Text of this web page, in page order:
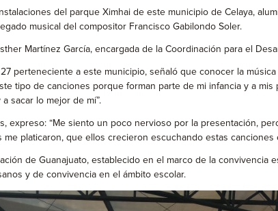
del parque Ximhai de este municipio de Celaya,
musical del compositor Francisco Gabilondo Soler.
Martínez García, encargada de la Coordinación para el
perteneciente a este municipio, señaló que conocer la
tipo de canciones porque forman parte de mi infancia y a
sacar lo mejor de mí”.
expreso: “Me siento un poco nervioso por la presentación,
platicaron, que ellos crecieron escuchando estas canciones
de Guanajuato, establecido en el marco de la
y de convivencia en el ámbito escolar.